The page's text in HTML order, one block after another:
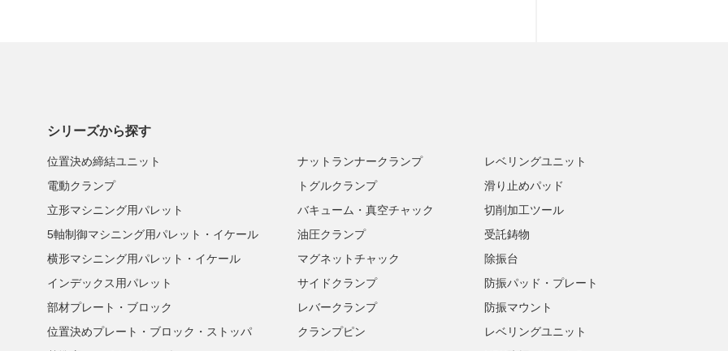
シリーズから探す
位置決め締結ユニット
電動クランプ
立形マシニング用パレット
5軸制御マシニング用パレット・イケール
横形マシニング用パレット・イケール
インデックス用パレット
部材プレート・ブロック
位置決めプレート・ブロック・ストッパ
ナットランナークランプ
トグルクランプ
バキューム・真空チャック
油圧クランプ
マグネットチャック
サイドクランプ
レバークランプ
クランプピン
レベリングユニット
滑り止めパッド
切削加工ツール
受託鋳物
除振台
防振パッド・プレート
防振マウント
レベリングユニット